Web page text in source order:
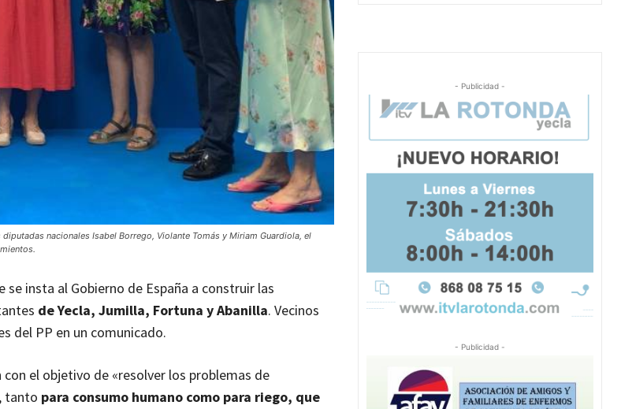
nacionales Isabel Borrego, Violante Tomás y Miriam Guardiola, el
insta al Gobierno de España a construir las
de Yecla, Jumilla, Fortuna y Abanilla. Vecinos
del PP en un comunicado.
el objetivo de «resolver los problemas de
tanto para consumo humano como para riego, que
- Publicidad -
- Publicidad -